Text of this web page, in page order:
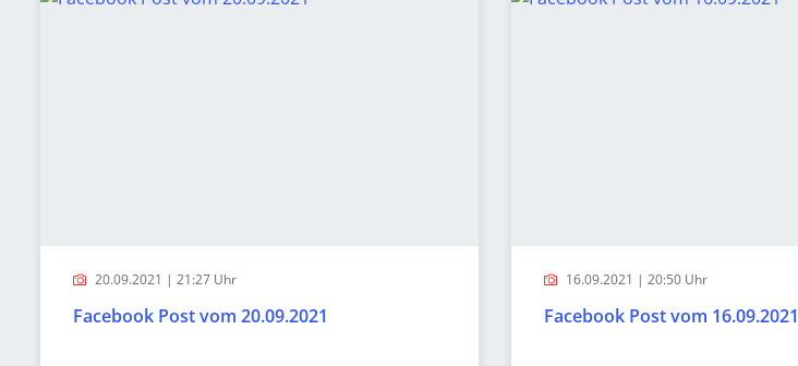
20.09.2021 | 21:27 Uhr
Facebook Post vom 20.09.2021
16.09.2021 | 20:50 Uhr
Facebook Post vom 16.09.2021